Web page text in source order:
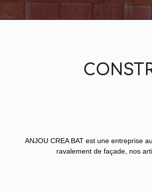
ANJOU CREA BAT est une entreprise
ravalement de façade, nos